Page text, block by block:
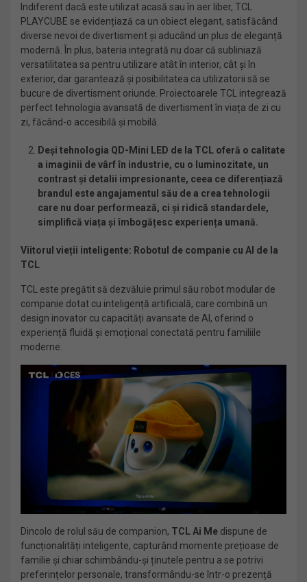
Indiferent dacă este utilizat acasă sau în aer liber, TCL
PLAYCUBE se evidențiază ca un obiect elegant, satisfăcând
diverse nevoi de divertisment și aducând un plus de eleganță
modernă. În plus, bateria integrată nu doar că subliniază
versatilitatea sa pentru utilizare atât în interior, cât și în
exterior, dar garantează și posibilitatea ca utilizatorii să se
bucure de divertisment oriunde. Proiectoarele TCL integrează
perfect tehnologia avansată de divertisment în viața de zi cu
zi, făcând-o accesibilă și mobilă.
Deși tehnologia QD-Mini LED de la TCL oferă o calitate
a imaginii de vârf în industrie, cu o luminozitate, un
contrast și detalii impresionante, ceea ce diferențiază
brandul este angajamentul său de a crea tehnologii
care nu doar performează, ci și ridică standardele,
simplifică viața și îmbogățesc experiența umană.
Viitorul vieții inteligente: Robotul de companie cu AI de la
TCL
TCL este pregătit să dezvăluie primul său robot modular de
companie dotat cu inteligență artificială, care combină un
design inovator cu capacități avansate de AI, oferind o
experiență fluidă și emoțional conectată pentru familiile
moderne.
Dincolo de rolul său de companion, TCL Ai Me dispune de
funcționalități inteligente, capturând momente prețioase de
familie și chiar schimbându-și ținutele pentru a se potrivi
preferințelor personale, transformându-se într-o prezență